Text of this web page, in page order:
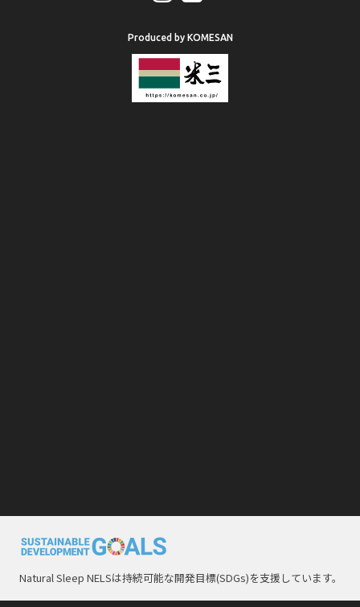
Produced by KOMESAN
Natural Sleep NELSは持続可能な開発目標(SDGs)を支援しています。